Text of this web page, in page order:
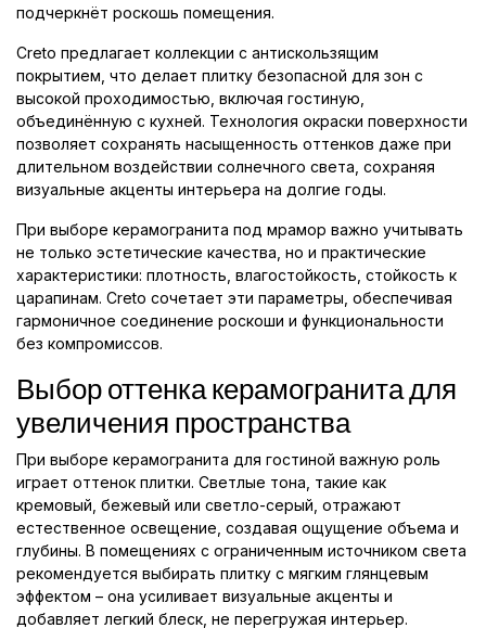
подчеркнёт роскошь помещения.
Creto предлагает коллекции с антискользящим
покрытием, что делает плитку безопасной для зон с
высокой проходимостью, включая гостиную,
объединённую с кухней. Технология окраски поверхности
позволяет сохранять насыщенность оттенков даже при
длительном воздействии солнечного света, сохраняя
визуальные акценты интерьера на долгие годы.
При выборе керамогранита под мрамор важно учитывать
не только эстетические качества, но и практические
характеристики: плотность, влагостойкость, стойкость к
царапинам. Creto сочетает эти параметры, обеспечивая
гармоничное соединение роскоши и функциональности
без компромиссов.
Выбор оттенка керамогранита для
увеличения пространства
При выборе керамогранита для гостиной важную роль
играет оттенок плитки. Светлые тона, такие как
кремовый, бежевый или светло-серый, отражают
естественное освещение, создавая ощущение объема и
глубины. В помещениях с ограниченным источником света
рекомендуется выбирать плитку с мягким глянцевым
эффектом – она усиливает визуальные акценты и
добавляет легкий блеск, не перегружая интерьер.